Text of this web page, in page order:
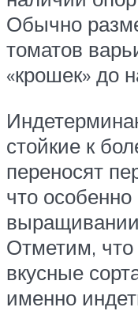
Обычно
томатов
«крошек» до
стойкие к
переносят
что
Отметим, что
вкусные
именно